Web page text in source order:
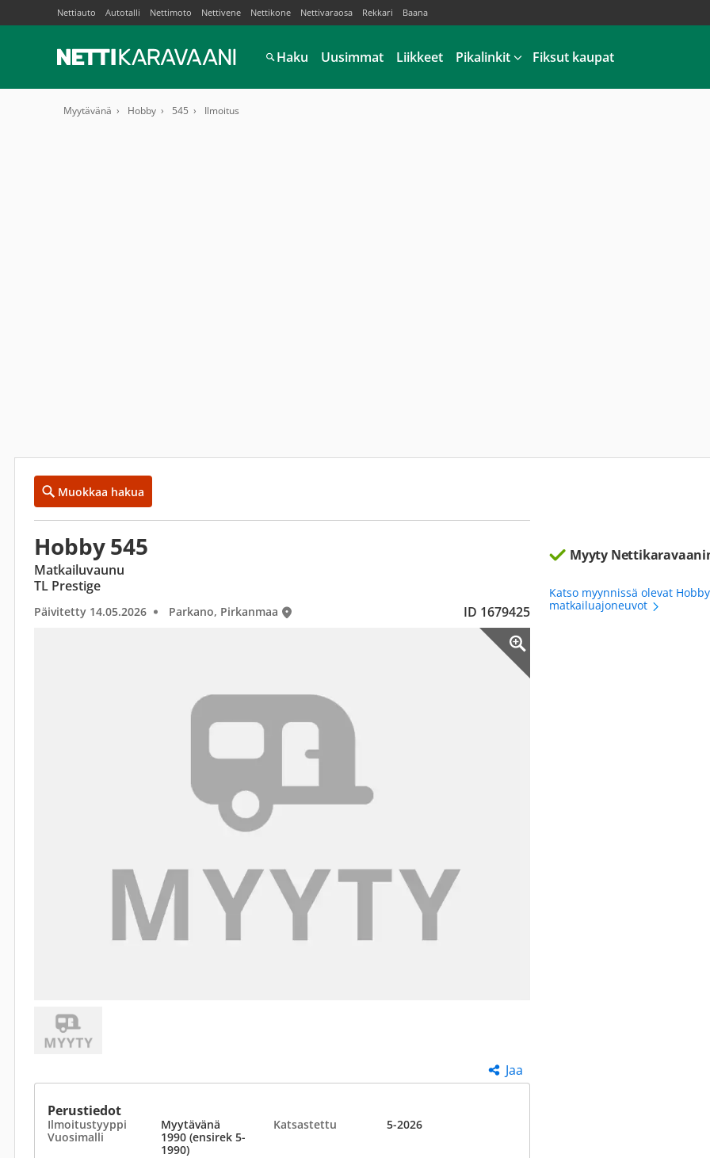
Nettiauto Autotalli Nettimoto Nettivene Nettikone Nettivaraosa Rekkari Baana
Haku Uusimmat Liikkeet Pikalinkit Fiksut kaupat
Myytävänä Hobby 545 Ilmoitus
Muokkaa hakua
Hobby 545
Matkailuvaunu
TL Prestige
Päivitetty 14.05.2026 Parkano, Pirkanmaa ID 1679425
Jaa
Perustiedot
Ilmoitustyyppi Myytävänä Katsastettu
5-2026
Vuosimalli
1990 (ensirek 5-
1990)
Myyty
Katso myynnissä olevat
matkailuajoneuvot